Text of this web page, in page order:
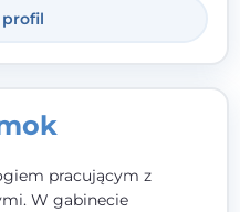
profil
pracującym z
W gabinecie